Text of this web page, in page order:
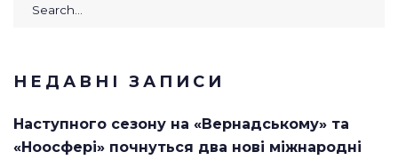
НЕДАВНІ ЗАПИСИ
Наступного сезону на «Вернадському» та
«Ноосфері» почнуться два нові міжнародні